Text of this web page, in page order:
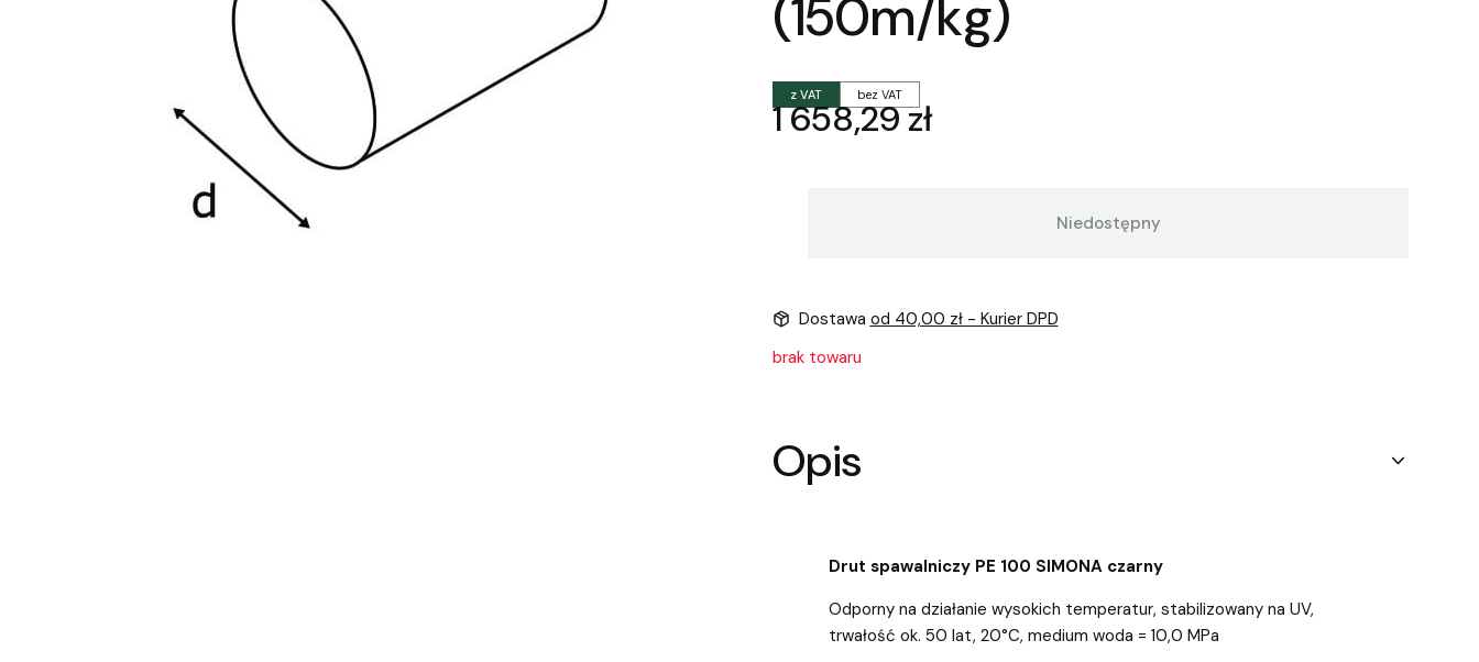
(150m/kg)
z VAT bez VAT
Cena
1 658,29 zł
Niedostępny
Dostawa od 40,00 zł - Kurier DPD
brak towaru
Opis
Drut spawalniczy PE 100 SIMONA czarny
Odporny na działanie wysokich temperatur, stabilizowany na UV,
trwałość ok. 50 lat, 20°C, medium woda = 10,0 MPa